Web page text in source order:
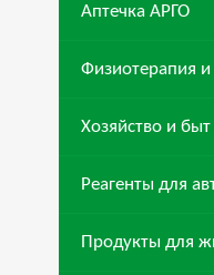
Аптечка АРГО
Физиотерапия
Хозяйство и быт
Реагенты для
Продукты для